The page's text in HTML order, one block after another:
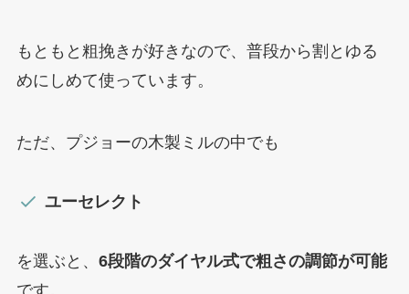
もともと粗挽きが好きなので、普段から割とゆる
めにしめて使っています。
ただ、プジョーの木製ミルの中でも
ユーセレクト
を選ぶと、 6段階のダイヤル式で粗さの調節が可能
です。